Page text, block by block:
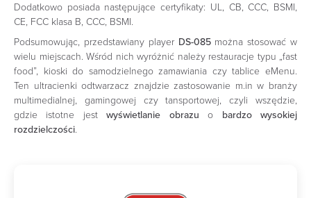
Dodatkowo posiada następujące certyfikaty: UL, CB, CCC, BSMI,
CE, FCC klasa B, CCC, BSMI.
Podsumowując, przedstawiany player DS-085 można stosować w
wielu miejscach. Wśród nich wyróżnić należy restauracje typu „fast
food”, kioski do samodzielnego zamawiania czy tablice eMenu.
Ten ultracienki odtwarzacz znajdzie zastosowanie m.in w branży
multimedialnej, gamingowej czy tansportowej, czyli wszędzie,
gdzie istotne jestwyświetlanie obrazu o bardzo wysokiej
rozdzielczości.